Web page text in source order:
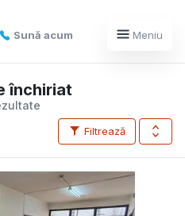
Sună acum Meniu
închiriat
Filtrează